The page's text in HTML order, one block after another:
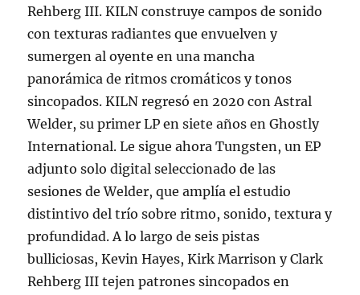
Rehberg III. KILN construye campos de sonido
con texturas radiantes que envuelven y
sumergen al oyente en una mancha
panorámica de ritmos cromáticos y tonos
sincopados. KILN regresó en 2020 con Astral
Welder, su primer LP en siete años en Ghostly
International. Le sigue ahora Tungsten, un EP
adjunto solo digital seleccionado de las
sesiones de Welder, que amplía el estudio
distintivo del trío sobre ritmo, sonido, textura y
profundidad. A lo largo de seis pistas
bulliciosas, Kevin Hayes, Kirk Marrison y Clark
Rehberg III tejen patrones sincopados en